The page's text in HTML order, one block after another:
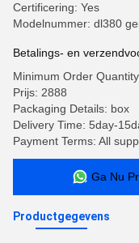
Certificering: Yes
Modelnummer: dl380
Betalings- en
Minimum Order
Prijs: 2888
Packaging Details: box
Delivery Time: 5day-
Payment Terms: All
Ga Nu
Productgegevens